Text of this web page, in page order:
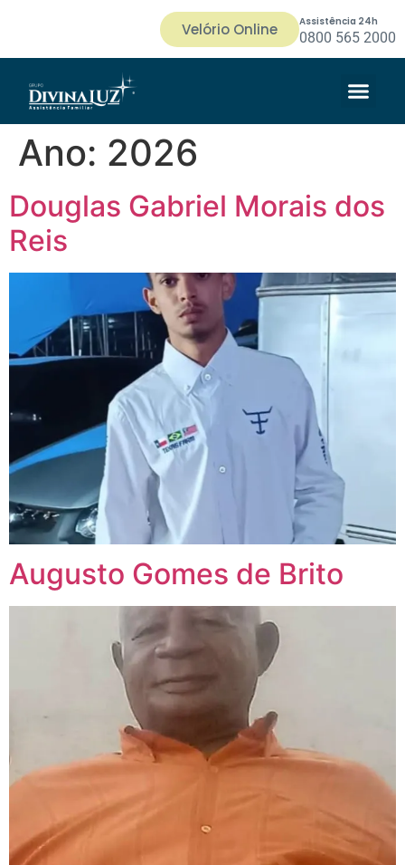
Velório Online Assistência 24h
0800 565 2000
Ano: 2026
Douglas Gabriel Morais dos
Reis
Augusto Gomes de Brito